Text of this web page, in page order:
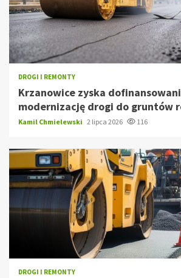
DROGI I REMONTY
Krzanowice zyska
modernizację drogi do gruntów
Kamil Chmielewski 2 lipca 2026 116
DROGI I REMONTY